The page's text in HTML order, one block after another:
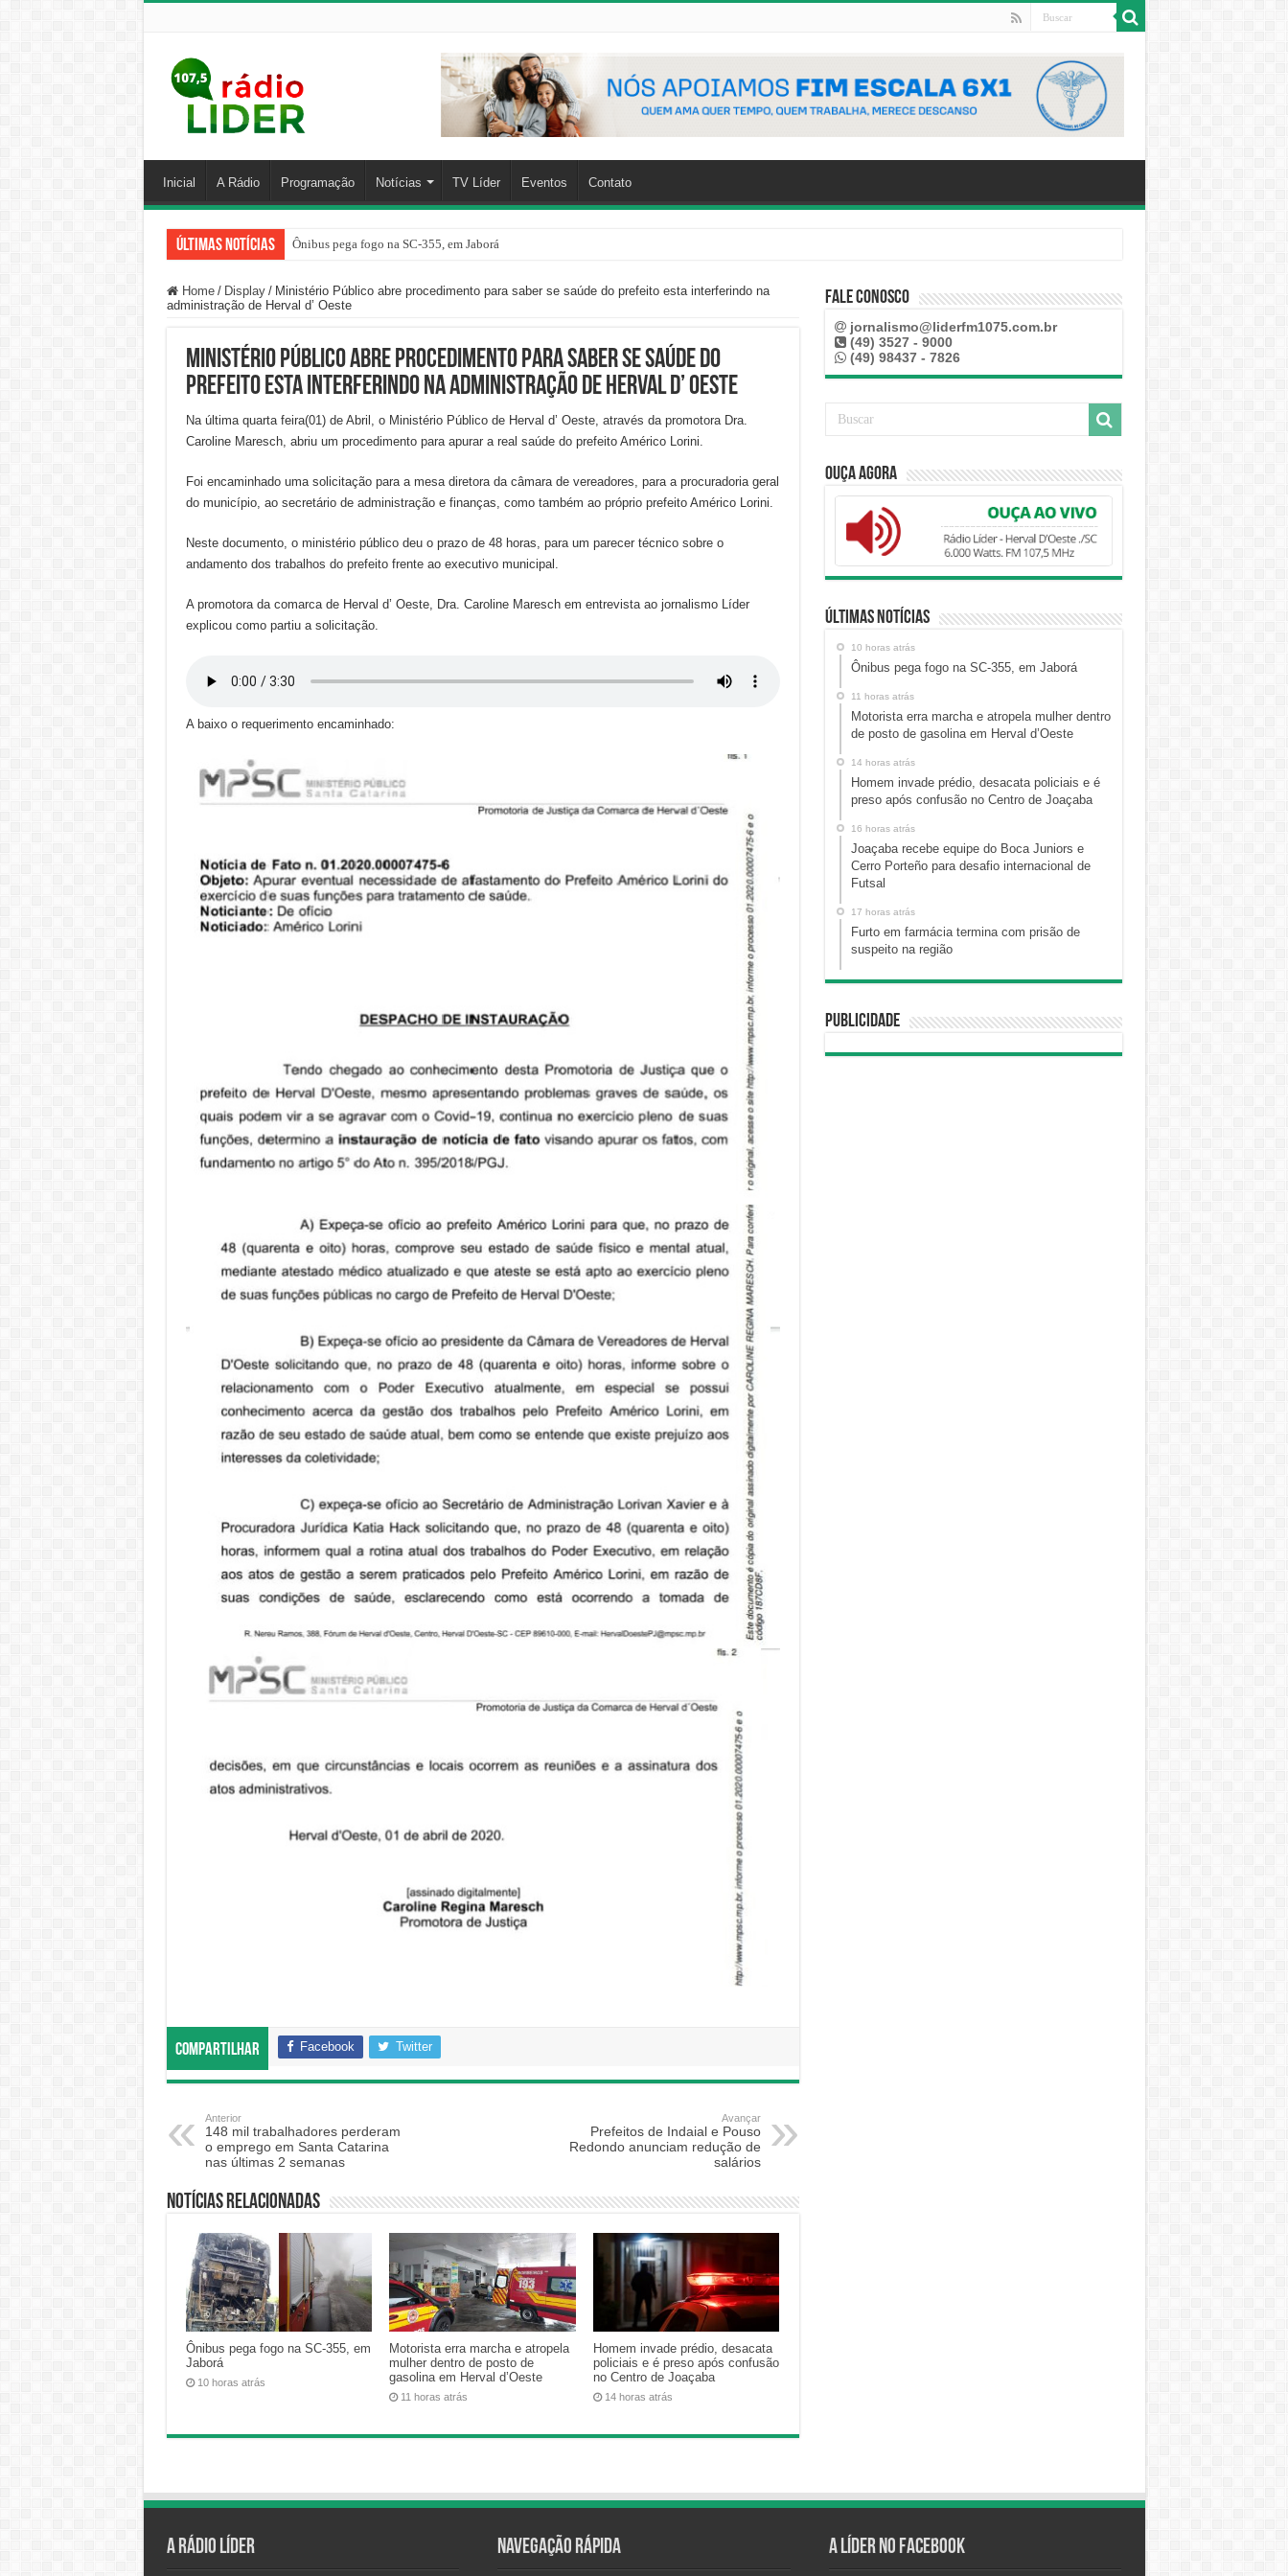
Inicial A Rádio Programação Notícias TV Líder Eventos Contato
Últimas Notícias Ônibus pega fogo na SC-355, em Jaborá
Home / Display / Ministério Público abre procedimento para saber se saúde do prefeito esta interferindo na
administração de Herval d’ Oeste
Ministério Público abre procedimento para saber se saúde do
prefeito esta interferindo na administração de Herval d’ Oeste
Na última quarta feira(01) de Abril, o Ministério Público de Herval d’ Oeste, através da promotora Dra.
Caroline Maresch, abriu um procedimento para apurar a real saúde do prefeito Américo Lorini.
Foi encaminhado uma solicitação para a mesa diretora da câmara de vereadores, para a procuradoria geral
do município, ao secretário de administração e finanças, como também ao próprio prefeito Américo Lorini.
Neste documento, o ministério público deu o prazo de 48 horas, para um parecer técnico sobre o
andamento dos trabalhos do prefeito frente ao executivo municipal.
A promotora da comarca de Herval d’ Oeste, Dra. Caroline Maresch em entrevista ao jornalismo Líder
explicou como partiu a solicitação.
A baixo o requerimento encaminhado:
Compartilhar Facebook Twitter
Anterior
148 mil trabalhadores perderam
o emprego em Santa Catarina
nas últimas 2 semanas
Avançar
Prefeitos de Indaial e Pouso
Redondo anunciam redução de
salários
Notícias relacionadas
Ônibus pega fogo na SC-355, em
Jaborá
10 horas atrás
Motorista erra marcha e atropela
mulher dentro de posto de
gasolina em Herval d’Oeste
11 horas atrás
Homem invade prédio, desacata
policiais e é preso após confusão
no Centro de Joaçaba
14 horas atrás
Fale Conosco
jornalismo@liderfm1075.com.br
(49) 3527 - 9000
(49) 98437 - 7826
Ouça Agora
Últimas Notícias
10 horas atrás
Ônibus pega fogo na SC-355, em Jaborá
11 horas atrás
Motorista erra marcha e atropela mulher dentro
de posto de gasolina em Herval d’Oeste
14 horas atrás
Homem invade prédio, desacata policiais e é
preso após confusão no Centro de Joaçaba
16 horas atrás
Joaçaba recebe equipe do Boca Juniors e
Cerro Porteño para desafio internacional de
Futsal
17 horas atrás
Furto em farmácia termina com prisão de
suspeito na região
Publicidade
A Rádio Líder Navegação Rápida A Líder no Facebook